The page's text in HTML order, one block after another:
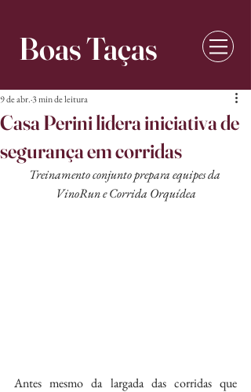
Boas Taças
Casa Perini lidera iniciativa de
segurança em corridas
9 de abr.3 min de leitura
Treinamento conjunto prepara equipes da
VinoRun e Corrida Orquídea
Antes mesmo da largada das corridas que